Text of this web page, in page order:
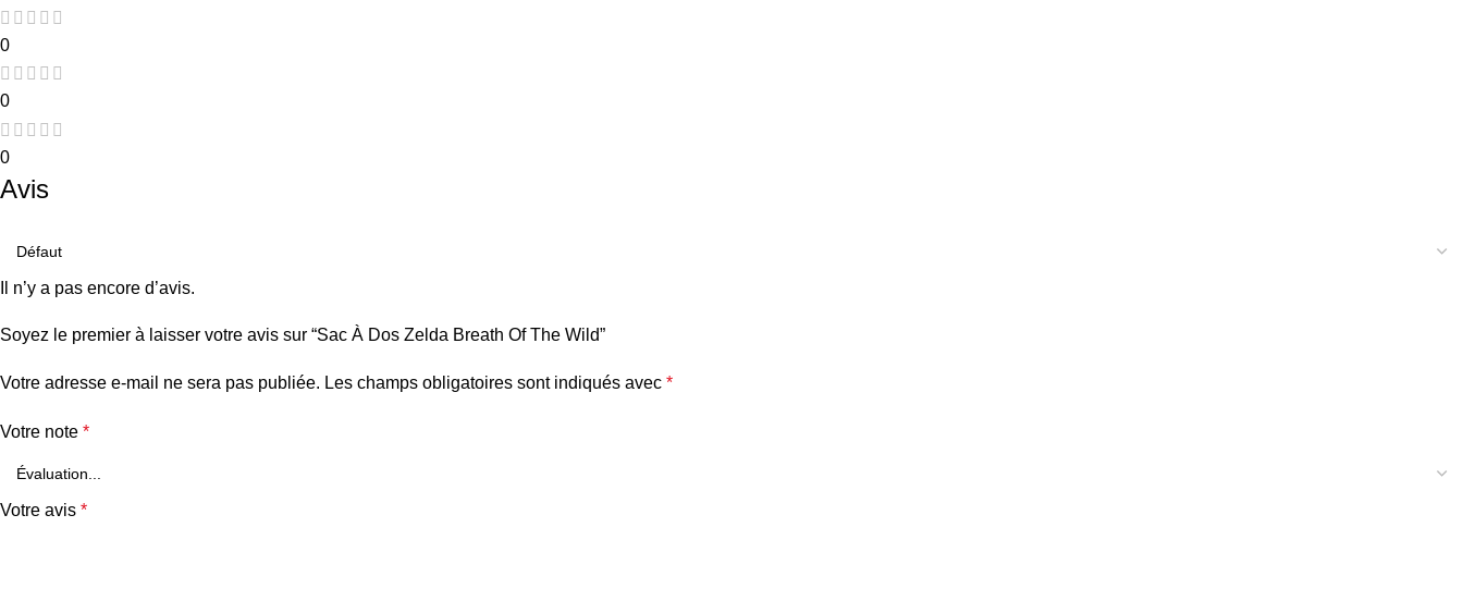
0
0
0
Avis
Il n’y a pas encore d’avis.
Soyez le premier à laisser votre avis sur “Sac À Dos Zelda Breath Of The Wild”
Votre adresse e-mail ne sera pas publiée. Les champs obligatoires sont indiqués avec *
Votre note *
Votre avis *